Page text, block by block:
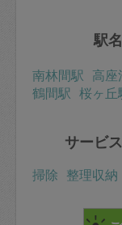
駅
南林間駅 高座
鶴間駅 桜ヶ丘
サービ
掃除 整理収納